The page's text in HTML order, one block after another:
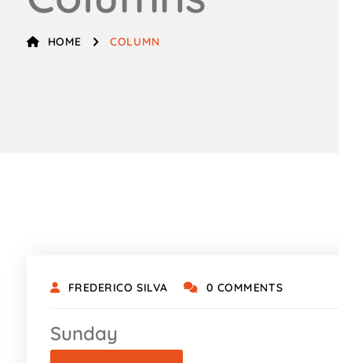
HOME COLUMN
FREDERICO SILVA 0 COMMENTS
Sunday